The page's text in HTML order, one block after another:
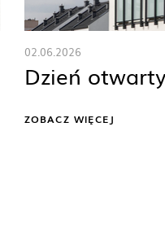
02.06.2026
Dzień
ZOBACZ WIĘCEJ